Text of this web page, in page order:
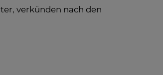
verkünden nach den